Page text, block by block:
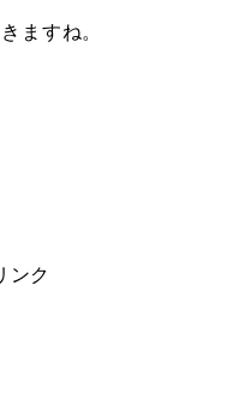
ますね。
ンク